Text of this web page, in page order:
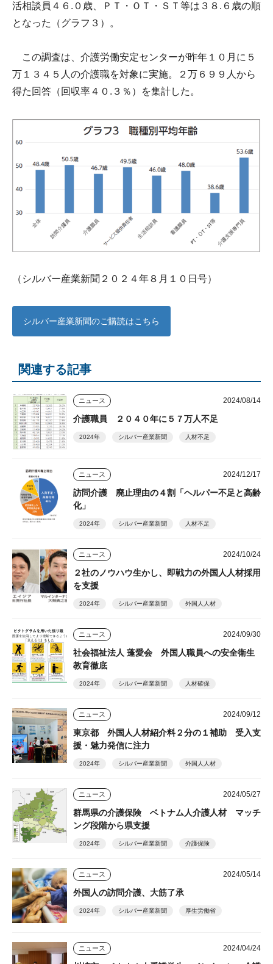
活相談員４６.０歳、ＰＴ・ＯＴ・ＳＴ等は３８.６歳の順
となった（グラフ３）。
この調査は、介護労働安定センターが昨年１０月に５
万１３４５人の介護職を対象に実施。２万６９９人から
得た回答（回収率４０.３％）を集計した。
（シルバー産業新聞２０２４年８月１０日号）
シルバー産業新聞のご購読はこちら
関連する記事
ニュース 2024/08/14
介護職員 ２０４０年に５７万人不足
2024年 シルバー産業新聞 人材不足
ニュース 2024/12/17
訪問介護 廃止理由の４割「ヘルパー不足と高齢
化」
2024年 シルバー産業新聞 人材不足
ニュース 2024/10/24
２社のノウハウ生かし、即戦力の外国人人材採用
を支援
2024年 シルバー産業新聞 外国人人材
ニュース 2024/09/30
社会福祉法人 蓬愛会 外国人職員への安全衛生
教育徹底
2024年 シルバー産業新聞 人材確保
ニュース 2024/09/12
東京都 外国人人材紹介料２分の１補助 受入支
援・魅力発信に注力
2024年 シルバー産業新聞 外国人人材
ニュース 2024/05/27
群馬県の介護保険 ベトナム人介護人材 マッチ
ング段階から県支援
2024年 シルバー産業新聞 介護保険
ニュース 2024/05/14
外国人の訪問介護、大筋了承
2024年 シルバー産業新聞 厚生労働省
ニュース 2024/04/24